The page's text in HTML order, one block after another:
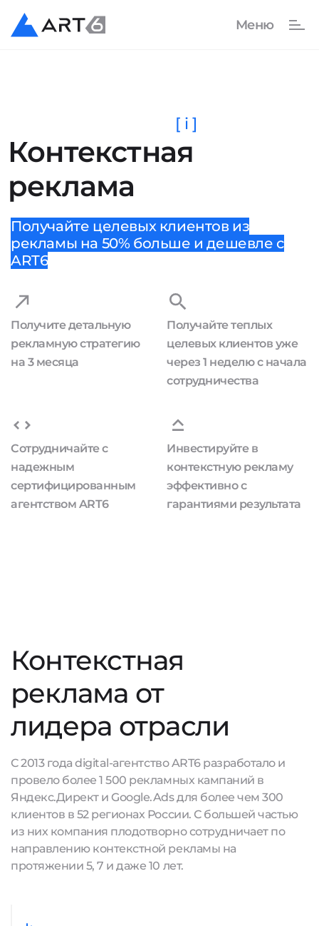
Контекстная
реклама
[ i ]
Получайте целевых клиентов из
рекламы на 50% больше и дешевле с
ART6
Получите детальную
рекламную стратегию
на 3 месяца
Получайте теплых
целевых клиентов уже
через 1 неделю с начала
сотрудничества
Сотрудничайте с
надежным
сертифицированным
агентством ART6
Инвестируйте в
контекстную рекламу
эффективно с
гарантиями результата
Контекстная
реклама от
лидера отрасли
С 2013 года digital-агентство ART6 разработало и
провело более 1 500 рекламных кампаний в
Яндекс.Директ и Google.Ads для более чем 300
клиентов в 52 регионах России. С большей частью
из них компания плодотворно сотрудничает по
направлению контекстной рекламы на
протяжении 5, 7 и даже 10 лет.